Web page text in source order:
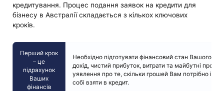
кредитування. Процес подання заявок на кредити для
бізнесу в Австралії складається з кількох ключових
кроків.
Перший крок
– це
підрахунок
Ваших
фінансів
Необхідно підготувати фінансовий стан Вашого
дохід, чистий прибуток, витрати та майбутні
уявлення про те, скільки грошей Вам потрібно і
собі взяти в кредит.